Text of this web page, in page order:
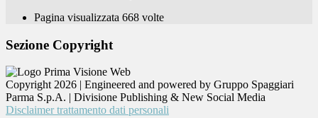
Pagina visualizzata 668 volte
Sezione Copyright
Copyright 2026 | Engineered and powered by Gruppo Spaggiari
Parma S.p.A. | Divisione Publishing & New Social Media
Disclaimer trattamento dati personali